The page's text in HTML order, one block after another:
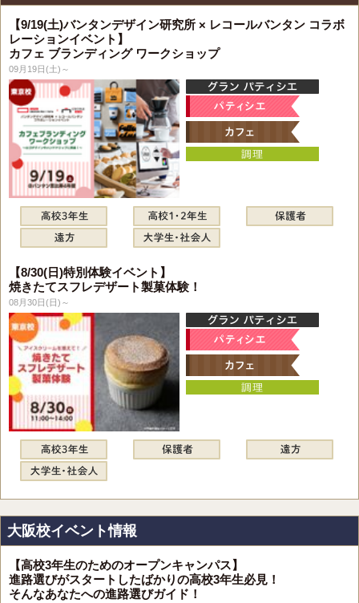
【9/19(土)バンタンデザイン研究所 × レコールバンタン コラボ
レーションイベント】
カフェ ブランディング ワークショップ
09月19日(土)～
【8/30(日)特別体験イベント】
焼きたてスフレデザート製菓体験！
08月30日(日)～
大阪校イベント情報
【高校3年生のためのオープンキャンパス】
進路選びがスタートしたばかりの高校3年生必見！
そんなあなたへの進路選びガイド！